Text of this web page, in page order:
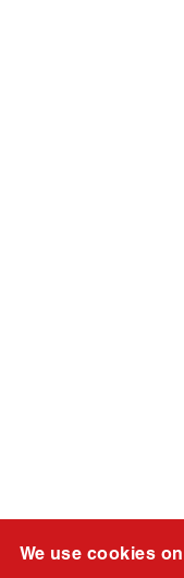
We use cookies